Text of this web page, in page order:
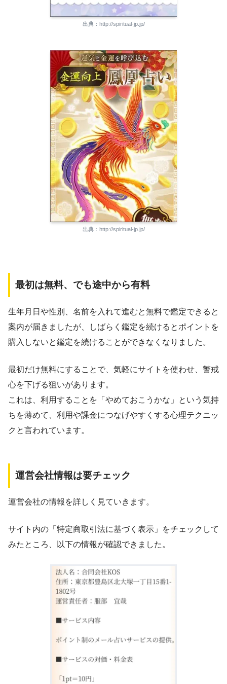
出典：http://spiritual-jp.jp/
出典：http://spiritual-jp.jp/
最初は無料、でも途中から有料
生年月日や性別、名前を入れて進むと無料で鑑定できると
案内が届きましたが、しばらく鑑定を続けるとポイントを
購入しないと鑑定を続けることができなくなりました。
最初だけ無料にすることで、気軽にサイトを使わせ、警戒
心を下げる狙いがあります。
これは、利用することを「やめておこうかな」という気持
ちを薄めて、利用や課金につなげやすくする心理テクニッ
クと言われています。
運営会社情報は要チェック
運営会社の情報を詳しく見ていきます。
サイト内の「特定商取引法に基づく表示」をチェックして
みたところ、以下の情報が確認できました。